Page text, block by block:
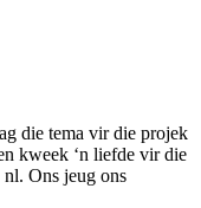
die tema vir die projek
kweek ‘n liefde vir die
nl. Ons jeug ons